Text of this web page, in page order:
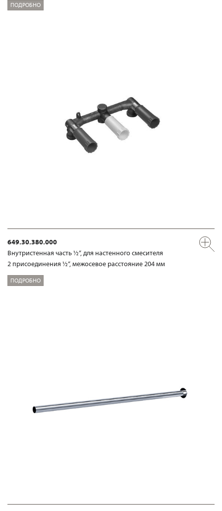
ПОДРОБНО
649.30.380.000
Внутристенная часть ½“, для настенного смесителя
2 присоединения ½“, межосевое расстояние 204 мм
ПОДРОБНО